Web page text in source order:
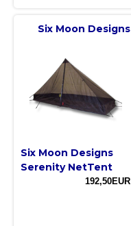
Six Moon Designs
Six Moon Designs
Serenity NetTent
192,50EUR